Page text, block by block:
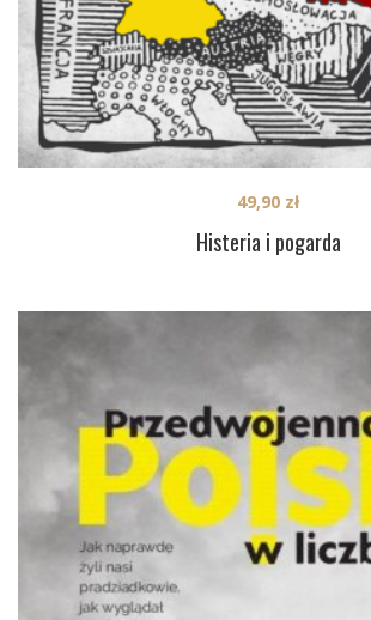
Histeria i pogarda
49,90 zł